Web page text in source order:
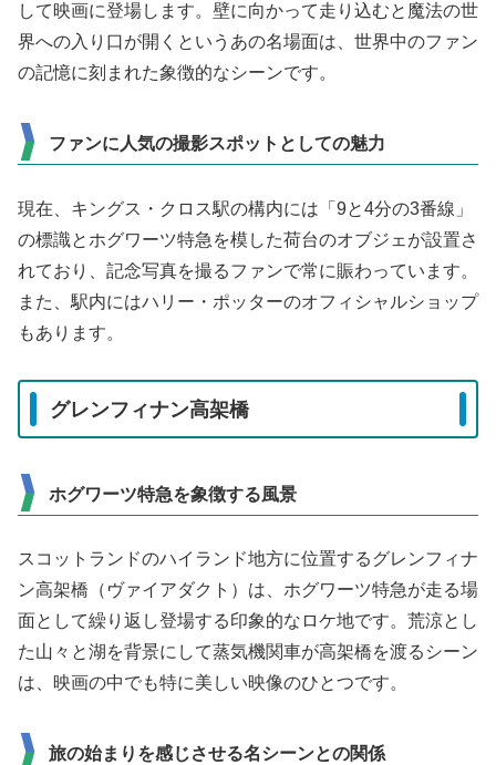
して映画に登場します。壁に向かって走り込むと魔法の世
界への入り口が開くというあの名場面は、世界中のファン
の記憶に刻まれた象徴的なシーンです。
ファンに人気の撮影スポットとしての魅力
現在、キングス・クロス駅の構内には「9と4分の3番線」
の標識とホグワーツ特急を模した荷台のオブジェが設置さ
れており、記念写真を撮るファンで常に賑わっています。
また、駅内にはハリー・ポッターのオフィシャルショップ
もあります。
グレンフィナン高架橋
ホグワーツ特急を象徴する風景
スコットランドのハイランド地方に位置するグレンフィナ
ン高架橋（ヴァイアダクト）は、ホグワーツ特急が走る場
面として繰り返し登場する印象的なロケ地です。荒涼とし
た山々と湖を背景にして蒸気機関車が高架橋を渡るシーン
は、映画の中でも特に美しい映像のひとつです。
旅の始まりを感じさせる名シーンとの関係